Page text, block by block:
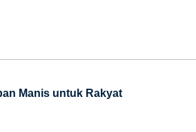
Manis untuk Rakyat